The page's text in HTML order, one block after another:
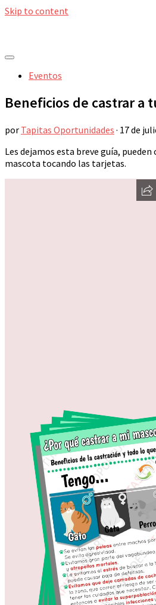
Skip to content
Eventos
Beneficios de castrar a
por Tapitas Oportunidades · 17 de
Les dejamos esta breve guía,
mascota tocando las tarjetas.